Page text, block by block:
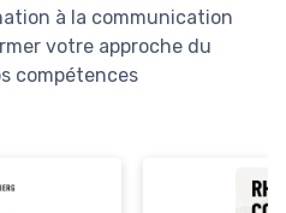
à la communication
votre approche du
compétences